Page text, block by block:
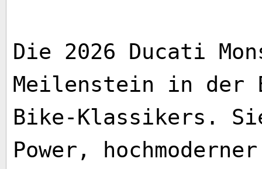
Die 2026 Ducati
Meilenstein in der
Bike-Klassikers.
Power,